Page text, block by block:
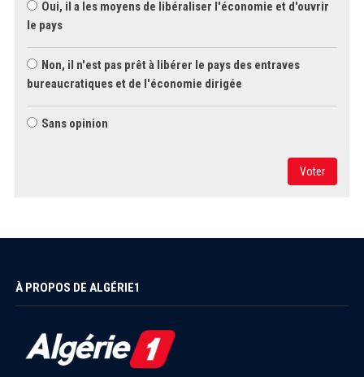
Oui, il a les moyens de libéraliser l'économie et d'ouvrir
le pays
Non, il n'est pas prêt à libérer le pays des entraves
bureaucratiques et de l'économie dirigée
Sans opinion
Voter
À PROPOS DE ALGÉRIE1